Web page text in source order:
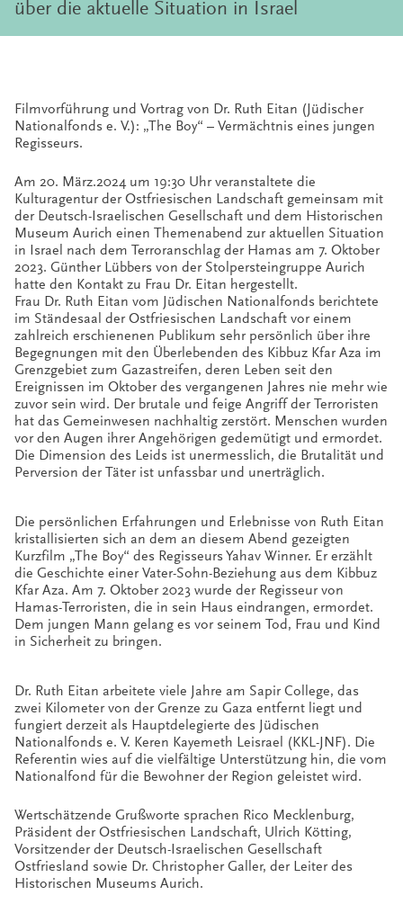
über die aktuelle Situation in Israel
Filmvorführung und Vortrag von Dr. Ruth Eitan (Jüdischer
Nationalfonds e. V.): „The Boy“ – Vermächtnis eines jungen
Regisseurs.
Am 20. März.2024 um 19:30 Uhr veranstaltete die
Kulturagentur der Ostfriesischen Landschaft gemeinsam mit
der Deutsch-Israelischen Gesellschaft und dem Historischen
Museum Aurich einen Themenabend zur aktuellen Situation
in Israel nach dem Terroranschlag der Hamas am 7. Oktober
2023. Günther Lübbers von der Stolpersteingruppe Aurich
hatte den Kontakt zu Frau Dr. Eitan hergestellt.
Frau Dr. Ruth Eitan vom Jüdischen Nationalfonds berichtete
im Ständesaal der Ostfriesischen Landschaft vor einem
zahlreich erschienenen Publikum sehr persönlich über ihre
Begegnungen mit den Überlebenden des Kibbuz Kfar Aza im
Grenzgebiet zum Gazastreifen, deren Leben seit den
Ereignissen im Oktober des vergangenen Jahres nie mehr wie
zuvor sein wird. Der brutale und feige Angriff der Terroristen
hat das Gemeinwesen nachhaltig zerstört. Menschen wurden
vor den Augen ihrer Angehörigen gedemütigt und ermordet.
Die Dimension des Leids ist unermesslich, die Brutalität und
Perversion der Täter ist unfassbar und unerträglich.
Die persönlichen Erfahrungen und Erlebnisse von Ruth Eitan
kristallisierten sich an dem an diesem Abend gezeigten
Kurzfilm „The Boy“ des Regisseurs Yahav Winner. Er erzählt
die Geschichte einer Vater-Sohn-Beziehung aus dem Kibbuz
Kfar Aza. Am 7. Oktober 2023 wurde der Regisseur von
Hamas-Terroristen, die in sein Haus eindrangen, ermordet.
Dem jungen Mann gelang es vor seinem Tod, Frau und Kind
in Sicherheit zu bringen.
Dr. Ruth Eitan arbeitete viele Jahre am Sapir College, das
zwei Kilometer von der Grenze zu Gaza entfernt liegt und
fungiert derzeit als Hauptdelegierte des Jüdischen
Nationalfonds e. V. Keren Kayemeth Leisrael (KKL-JNF). Die
Referentin wies auf die vielfältige Unterstützung hin, die vom
Nationalfond für die Bewohner der Region geleistet wird.
Wertschätzende Grußworte sprachen Rico Mecklenburg,
Präsident der Ostfriesischen Landschaft, Ulrich Kötting,
Vorsitzender der Deutsch-Israelischen Gesellschaft
Ostfriesland sowie Dr. Christopher Galler, der Leiter des
Historischen Museums Aurich.